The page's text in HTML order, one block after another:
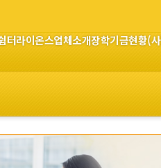
터라이온스업체소개장학기금현황(